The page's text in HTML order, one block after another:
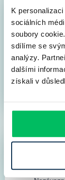
K
sociálních
soubory
sdílíme se
analýzy.
dalšími
získali v
1
5 minut
Vyplňte
nabídku
online